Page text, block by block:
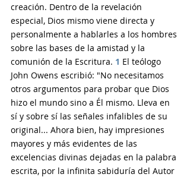
creación. Dentro de la revelación
especial, Dios mismo viene directa y
personalmente a hablarles a los hombres
sobre las bases de la amistad y la
comunión de la Escritura. 1 El teólogo
John Owens escribió: "No necesitamos
otros argumentos para probar que Dios
hizo el mundo sino a Él mismo. Lleva en
sí y sobre sí las señales infalibles de su
original... Ahora bien, hay impresiones
mayores y más evidentes de las
excelencias divinas dejadas en la palabra
escrita, por la infinita sabiduría del Autor